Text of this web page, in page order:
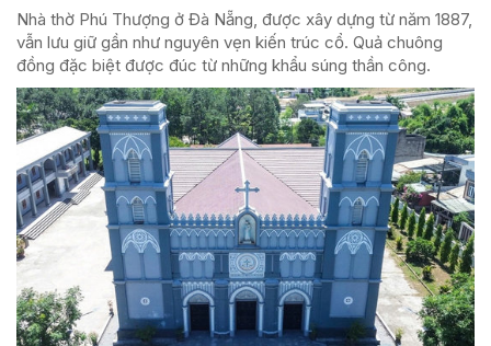
Nhà thờ Phú Thượng ở Đà Nẵng, được xây dựng từ năm 1887,
vẫn lưu giữ gần như nguyên vẹn kiến trúc cổ. Quả chuông
đồng đặc biệt được đúc từ những khẩu súng thần công.